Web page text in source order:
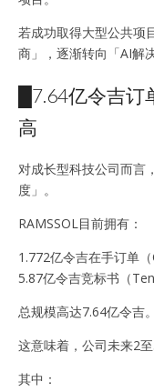
若成功取得大型公共项
商」，逐渐转向「AI解
█7.64亿令吉
高
对成长型科技公司而言
度」。
RAMSSOL目前拥有：
1.772亿令吉在手订单（
5.87亿令吉竞标书（
总规模高达7.64亿令吉。
这意味着，公司未来2
其中：